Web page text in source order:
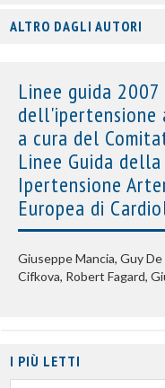
ALTRO DAGLI AUTORI
Linee guida
dell'ipertensione
a cura del
Linee Guida
Ipertensione
Europea di
Giuseppe Mancia, Guy
Cifkova, Robert Fagard,
I PIÙ LETTI